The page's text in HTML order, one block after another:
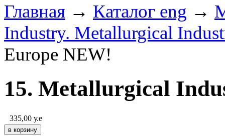
Главная → Каталог eng →
Industry. Metallurgical
Europe NEW!
15. Metallurgical
335,00 у.е